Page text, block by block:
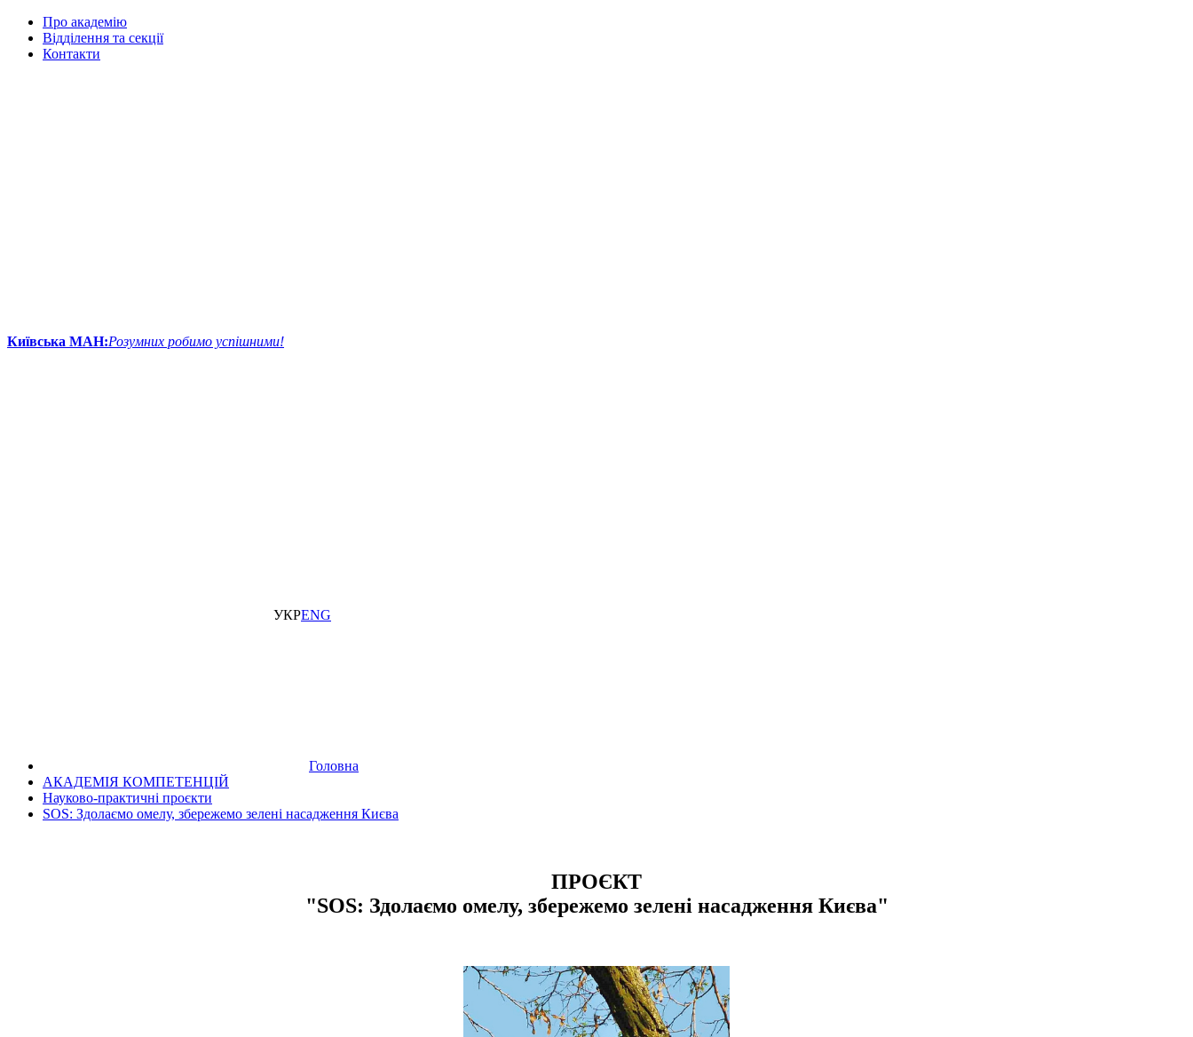
Про академію
Відділення та секції
Контакти
Київська МАН:Розумних робимо успішними!
УКРENG
Головна
АКАДЕМІЯ КОМПЕТЕНЦІЙ
Науково-практичні проєкти
SOS: Здолаємо омелу, збережемо зелені насадження Києва
ПРОЄКТ
"SOS: Здолаємо омелу, збережемо зелені насадження Києва"